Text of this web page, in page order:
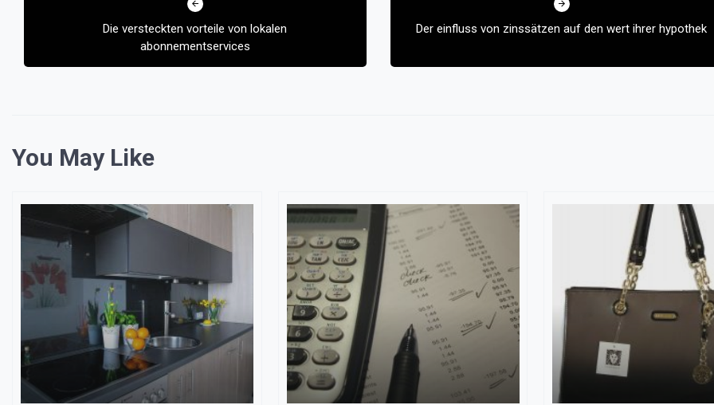
Die versteckten vorteile von lokalen
abonnementservices
Der einfluss von zinssätzen auf den wert ihrer hypothek
You May Like